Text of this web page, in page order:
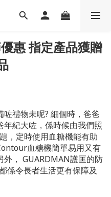
惠 指定產品獲贈
禮物未呢? 細個時，爸爸
紀大咗，係時候由我們照
，定時使用血糖機能有助
血糖機簡單易用又有
， GUARDMAN護匡的防
係令長者生活更有保障及